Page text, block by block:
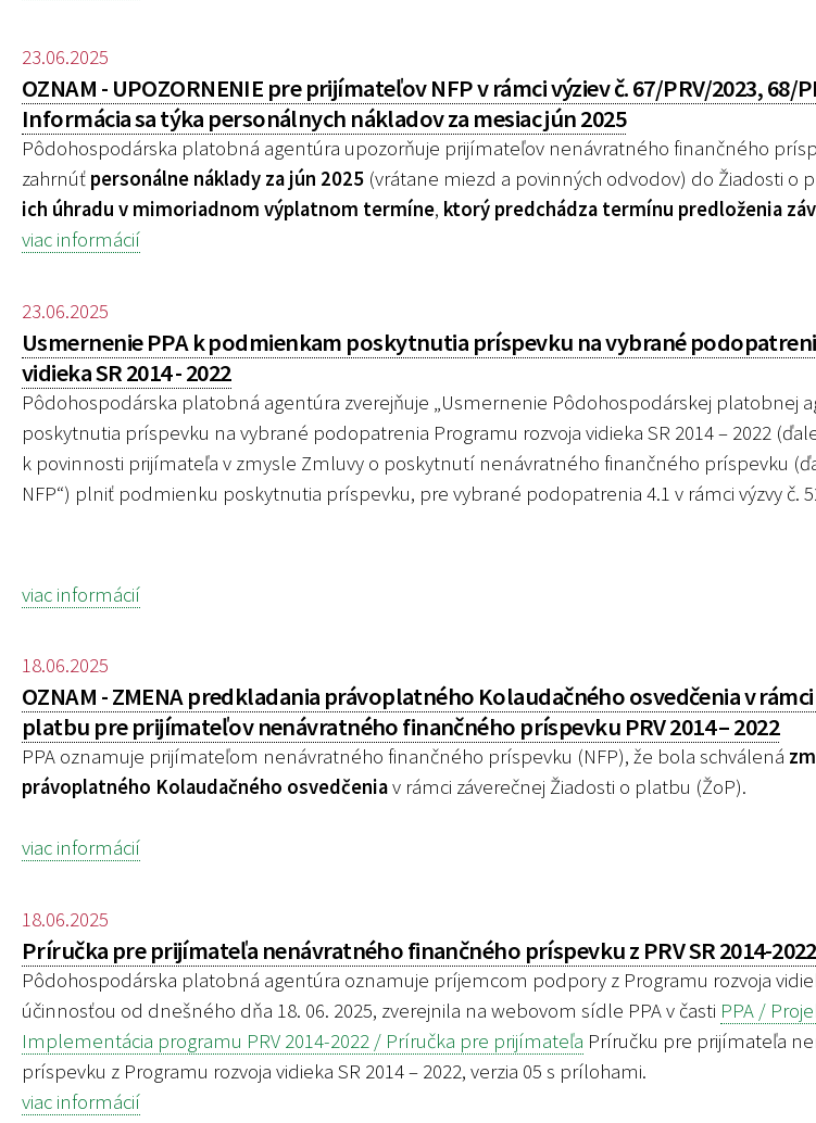
23.06.2025
OZNAM - UPOZORNENIE pre prijímateľov NFP v rámci výziev č. 67/PRV/2023, 68/
Informácia sa týka personálnych nákladov za mesiac jún 2025
Pôdohospodárska platobná agentúra upozorňuje prijímateľov nenávratného finančného
zahrnúť personálne náklady za jún 2025 (vrátane miezd a povinných odvodov) do Žiadosti o
ich úhradu v mimoriadnom výplatnom termíne, ktorý predchádza termínu predloženia
viac informácií
23.06.2025
Usmernenie PPA k podmienkam poskytnutia príspevku na vybrané
vidieka SR 2014 - 2022
Pôdohospodárska platobná agentúra zverejňuje „ Usmernenie Pôdohospodárskej platobnej
poskytnutia príspevku na vybrané podopatrenia Programu rozvoja vidieka SR 2014 – 2022 (ďalej
k povinnosti prijímateľa v zmysle Zmluvy o poskytnutí nenávratného finančného príspevku
NFP“) plniť podmienku poskytnutia príspevku, pre vybrané podopatrenia 4.1 v rámci výzvy č.
viac informácií
18.06.2025
OZNAM - ZMENA predkladania právoplatného Kolaudačného osvedčenia v
platbu pre prijímateľov nenávratného finančného príspevku PRV 2014 – 2022
PPA oznamuje prijímateľom nenávratného finančného príspevku (NFP), že bola schválená
právoplatného Kolaudačného osvedčeniav rámci záverečnej Žiadosti o platbu (ŽoP).
viac informácií
18.06.2025
Príručka pre prijímateľa nenávratného finančného príspevku z PRV SR 2014-
Pôdohospodárska platobná agentúra oznamuje príjemcom podpory z Programu rozvoja
účinnosťou od dnešného dňa 18. 06. 2025, zverejnila na webovom sídle PPA v časti PPA /
Implementácia programu PRV 2014-2022 / Príručka pre prijímateľa Príručku pre prijímateľa
príspevku z Programu rozvoja vidieka SR 2014 – 2022, verzia 05 s prílohami.
viac informácií